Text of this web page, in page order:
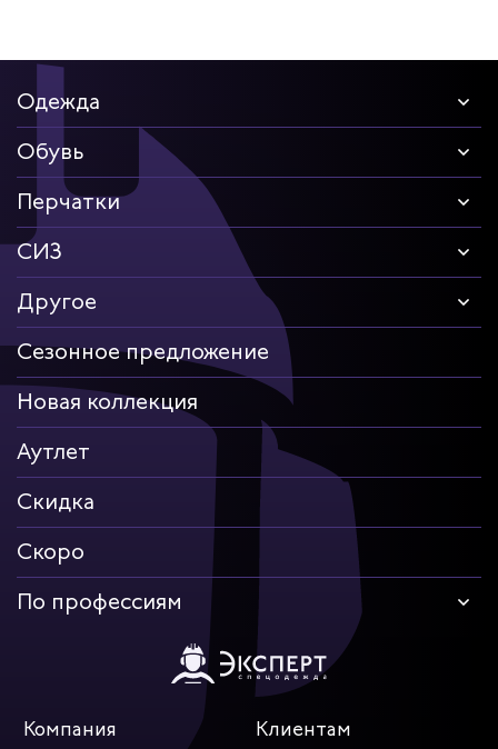
Одежда
Обувь
Перчатки
СИЗ
Другое
Сезонное предложение
Новая коллекция
Аутлет
Скидка
Скоро
По профессиям
Компания
Клиентам